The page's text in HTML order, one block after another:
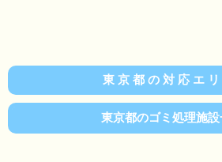
東京都の対応エ
東京都のゴミ処理施設